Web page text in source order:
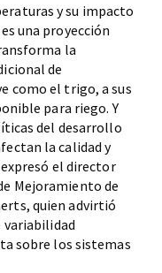
y su impacto
una proyección
la
de
como el trigo, a sus
para riego. Y
del desarrollo
la calidad y
el director
Mejoramiento de
quien advirtió
variabilidad
sobre los sistemas